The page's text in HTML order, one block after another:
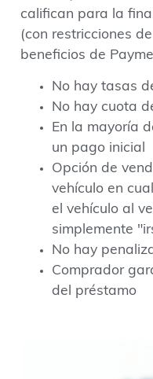
califican para la
(con restricciones
beneficios de
No hay tasas
No hay cuota
En la mayoría
un pago inicial
Opción de
vehículo en
el vehículo al
simplemente
No hay
Comprador
del préstamo